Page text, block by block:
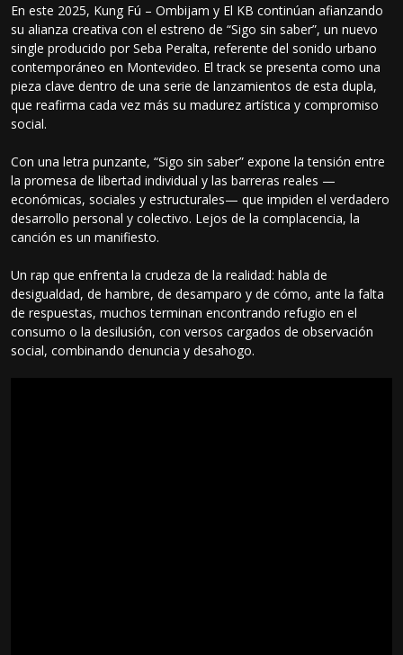
En este 2025, Kung Fú – Ombijam y El KB continúan afianzando
su alianza creativa con el estreno de “Sigo sin saber”, un nuevo
single producido por Seba Peralta, referente del sonido urbano
contemporáneo en Montevideo. El track se presenta como una
pieza clave dentro de una serie de lanzamientos de esta dupla,
que reafirma cada vez más su madurez artística y compromiso
social.
Con una letra punzante, “Sigo sin saber” expone la tensión entre
la promesa de libertad individual y las barreras reales —
económicas, sociales y estructurales— que impiden el verdadero
desarrollo personal y colectivo. Lejos de la complacencia, la
canción es un manifiesto.
Un rap que enfrenta la crudeza de la realidad: habla de
desigualdad, de hambre, de desamparo y de cómo, ante la falta
de respuestas, muchos terminan encontrando refugio en el
consumo o la desilusión, con versos cargados de observación
social, combinando denuncia y desahogo.